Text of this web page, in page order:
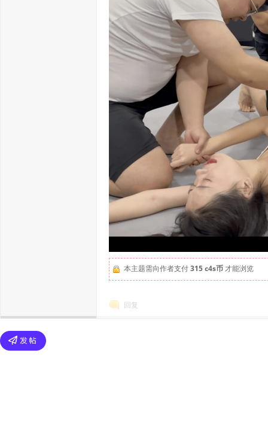
本主题需向作者支付315 c4s币才能浏览
回复